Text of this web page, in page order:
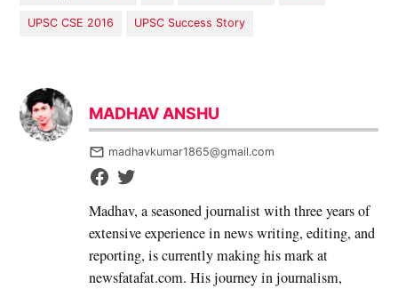
UPSC CSE 2016 UPSC Success Story
MADHAV ANSHU
madhavkumar1865@gmail.com
Madhav, a seasoned journalist with three years of
extensive experience in news writing, editing, and
reporting, is currently making his mark at
newsfatafat.com. His journey in journalism,